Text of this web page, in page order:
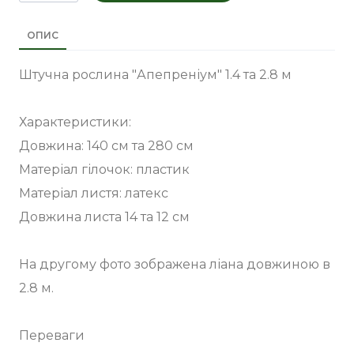
ОПИС
Штучна рослина "Апепреніум" 1.4 та 2.8 м
Характеристики:
Довжина: 140 см та 280 см
Матеріал гілочок: пластик
Матеріал листя: латекс
Довжина листа 14 та 12 см
На другому фото зображена ліана довжиною в
2.8 м.
Переваги